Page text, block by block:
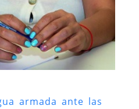
armada ante las